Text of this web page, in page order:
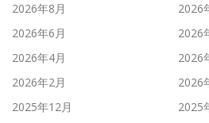
2026年8月
2026
2026年6月
2026
2026年4月
2026
2026年2月
2026
2025年12月
2025